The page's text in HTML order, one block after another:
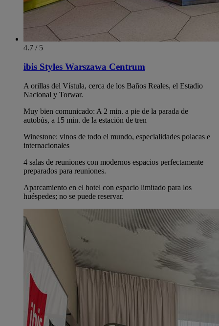
4.7 / 5
ibis Styles Warszawa Centrum
A orillas del Vístula, cerca de los Baños Reales, el Estadio
Nacional y Torwar.
Muy bien comunicado: A 2 min. a pie de la parada de
autobús, a 15 min. de la estación de tren
Winestone: vinos de todo el mundo, especialidades polacas e
internacionales
4 salas de reuniones con modernos espacios perfectamente
preparados para reuniones.
Aparcamiento en el hotel con espacio limitado para los
huéspedes; no se puede reservar.